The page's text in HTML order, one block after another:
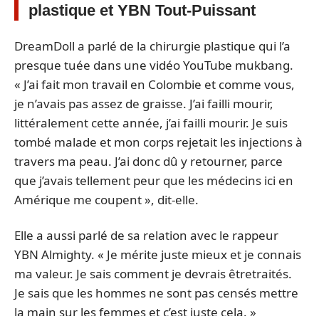
plastique et YBN Tout-Puissant
DreamDoll a parlé de la chirurgie plastique qui l’a
presque tuée dans une vidéo YouTube mukbang.
« J’ai fait mon travail en Colombie et comme vous,
je n’avais pas assez de graisse. J’ai failli mourir,
littéralement cette année, j’ai failli mourir. Je suis
tombé malade et mon corps rejetait les injections à
travers ma peau. J’ai donc dû y retourner, parce
que j’avais tellement peur que les médecins ici en
Amérique me coupent », dit-elle.
Elle a aussi parlé de sa relation avec le rappeur
YBN Almighty. « Je mérite juste mieux et je connais
ma valeur. Je sais comment je devrais êtretraités.
Je sais que les hommes ne sont pas censés mettre
la main sur les femmes et c’est juste cela. »